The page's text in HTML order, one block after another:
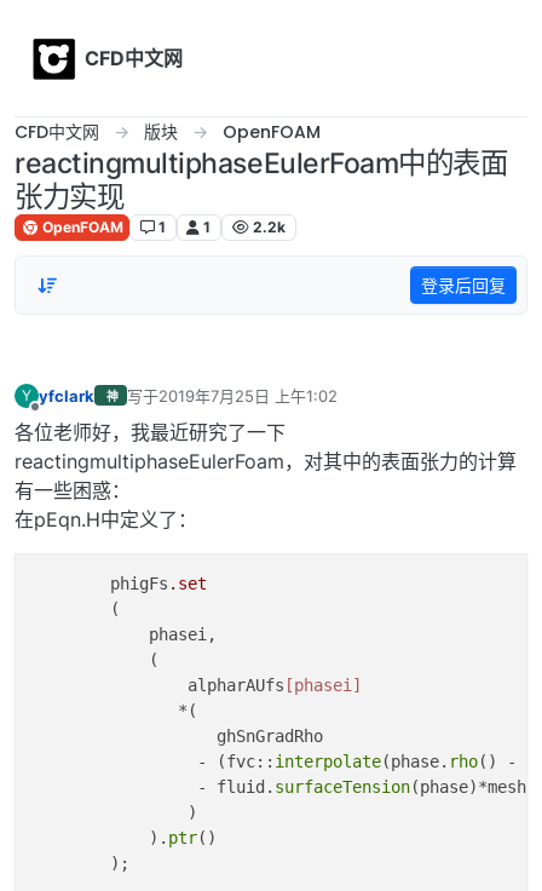
CFD中文网
CFD中文网 版块 OpenFOAM
reactingmultiphaseEulerFoam中的表面
张力实现
OpenFOAM 1 1 2.2k
登录后回复
Y
离线
yfclark 神 写于2019年7月25日 上午1:02
最后由 编辑
各位老师好，我最近研究了一下
reactingmultiphaseEulerFoam，对其中的表面张力的计算
有一些困惑：
在pEqn.H中定义了：
        phigFs
.set
        (
            phasei,
            (
                alpharAUfs
[phasei]
               *(
                   ghSnGradRho
                 - (fvc::
interpolate(phase. rho() -
                 - fluid.
surfaceTension(phase)*mesh.
                )
            ).
ptr()